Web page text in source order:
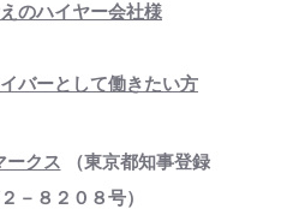
のハイヤー会社様
バーとして働きたい方
ークス （東京都知事登録
－８２０８号）